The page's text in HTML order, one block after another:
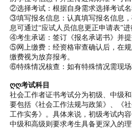
②选择考试：根据自身需求选择考试名
③填写报名信息：认真填写报名信息
息可通过“应试人员信息更正申请表”进
④考生承诺：签订《报名承诺书》并提
⑤网上缴费：经资格审查确认后，在
缴费视为放弃报考。
⑥特殊情况核查：如有特殊情况需现场
ღღ考试科目
社会工作者证书考试分为初级、中级
要包括《社会工作法规与政策》、《
工作实务》。具体来说，初级考试内
中级和高级则要求考生具备更深入的理